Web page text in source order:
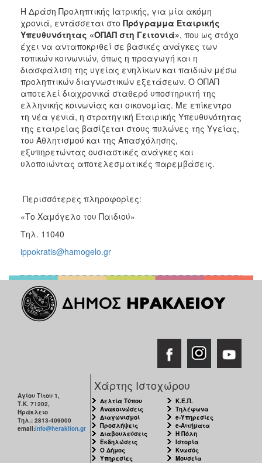
Η Δράση Προληπτικής Ιατρικής, για μία ακόμη
χρονιά, εντάσσεται στο Πρόγραμμα Εταιρικής
Υπευθυνότητας «ΟΠΑΠ στη Γειτονιά», που ως στόχο
έχει να ανταποκριθεί σε βασικές ανάγκες των
τοπικών κοινωνιών, όπως η προαγωγή και η
διασφάλιση της υγείας ενηλίκων και παιδιών μέσω
προληπτικών διαγνωστικών εξετάσεων. Ο ΟΠΑΠ
αποτελεί διαχρονικά σταθερό υποστηρικτή της
ελληνικής κοινωνίας και οικονομίας. Με επίκεντρο
τη νέα γενιά, η στρατηγική Εταιρικής Υπευθυνότητας
της εταιρείας βασίζεται στους πυλώνες της Υγείας,
του Αθλητισμού και της Απασχόλησης,
εξυπηρετώντας ουσιαστικές ανάγκες και
υλοποιώντας αποτελεσματικές παρεμβάσεις.
Περισσότερες πληροφορίες:
«Το Χαμόγελο του Παιδιού»
Τηλ. 11040
ippokratis@hamogelo.gr
Αγίου Τίτου 1,
Τ.Κ. 71202,
Ηράκλειο
Τηλ.: 2813-409000
email:info@heraklion.gr
Χάρτης Ιστοχώρου
Δελτία Τύπου
Ανακοινώσεις
Διαγωνισμοί
Προσλήψεις
Διαβουλεύσεις
Εκδηλώσεις
Ο Δήμος
Υπηρεσίες
Κ.Ε.Π.
Τηλέφωνα
e-Υπηρεσίες
e-Αιτήματα
Η Πόλη
Ιστορία
Κνωσός
Μουσεία